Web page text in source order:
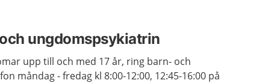
ungdomspsykiatrin
upp till och med 17 år, ring barn- och
måndag - fredag kl 8:00-12:00, 12:45-16:00 på